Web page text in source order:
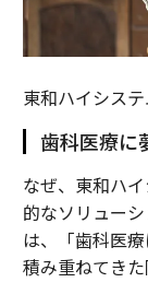
東和ハイシス
歯科医療に
なぜ、東和ハ
的なソリュー
は、「歯科医
積み重ねてきた